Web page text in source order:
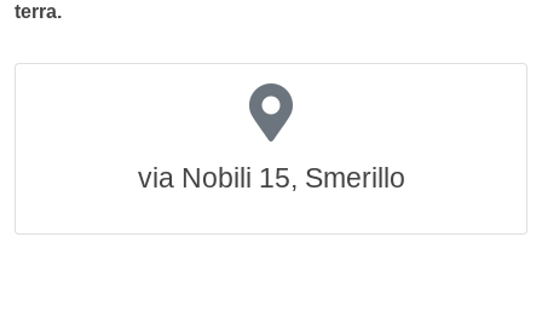
terra.
via Nobili 15, Smerillo